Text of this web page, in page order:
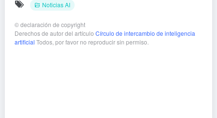
Noticias AI
©declaración de copyright
Derechos de autor del artículo Círculo de intercambio de inteligencia
artificial Todos, por favor no reproducir sin permiso.